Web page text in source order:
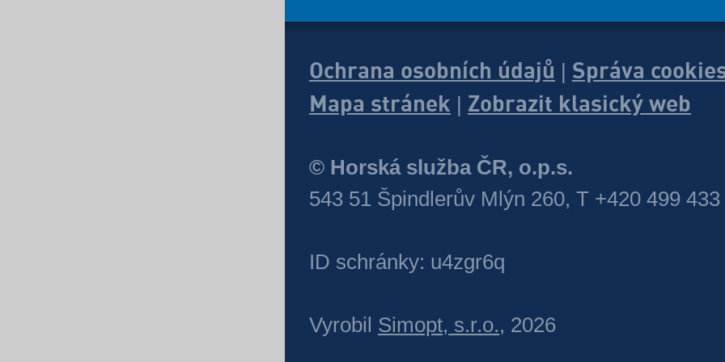
Ochrana osobních údajů Správa
Mapa stránek Zobrazit klasický web
© Horská služba ČR, o.p.s.
543 51 Špindlerův Mlýn 260, T +420 499 433
ID schránky: u4zgr6q
Vyrobil Simopt, s.r.o., 2026